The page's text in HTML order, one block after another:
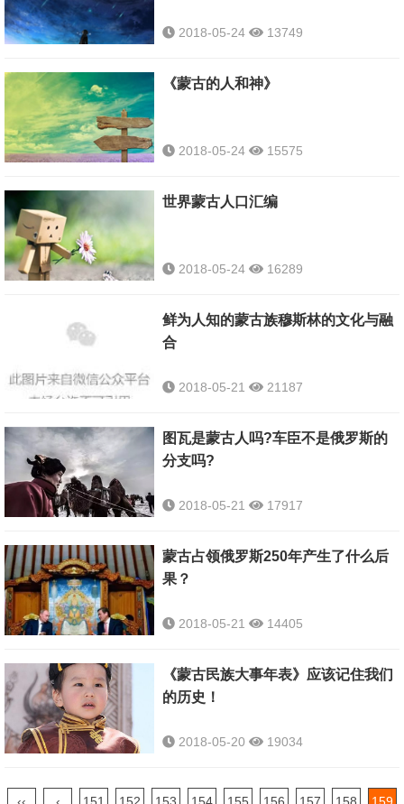
2018-05-24 13749
《蒙古的人和神》
2018-05-24 15575
世界蒙古人口汇编
2018-05-24 16289
鲜为人知的蒙古族穆斯林的文化与融
合
2018-05-21 21187
图瓦是蒙古人吗?车臣不是俄罗斯的
分支吗?
2018-05-21 17917
蒙古占领俄罗斯250年产生了什么后
果？
2018-05-21 14405
《蒙古民族大事年表》应该记住我们
的历史！
2018-05-20 19034